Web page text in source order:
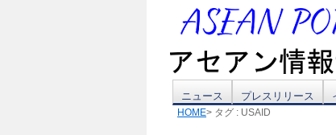
ニュース プレスリリース
HOME> タグ : USAID